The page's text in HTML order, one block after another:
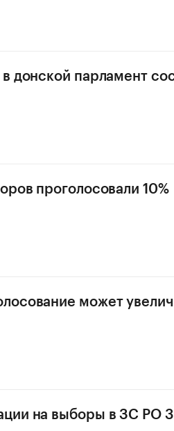
донской парламент
проголосовали 10%
может
на выборы в ЗС РО